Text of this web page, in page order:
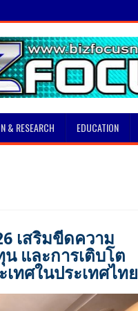
& RESEARCH EDUCATION
เสริมขีดความ
และการเติบโต
ทศในประเทศไทย